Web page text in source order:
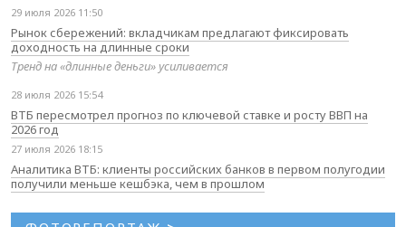
29 июля 2026 11:50
Рынок сбережений: вкладчикам предлагают фиксировать
доходность на длинные сроки
Тренд на «длинные деньги» усиливается
28 июля 2026 15:54
ВТБ пересмотрел прогноз по ключевой ставке и росту ВВП на
2026 год
27 июля 2026 18:15
Аналитика ВТБ: клиенты российских банков в первом полугодии
получили меньше кешбэка, чем в прошлом